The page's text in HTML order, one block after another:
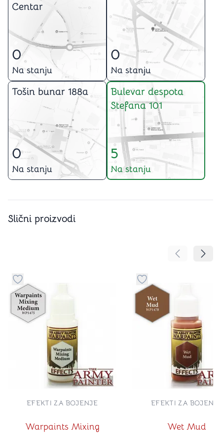
Centar
0
Na stanju
0
Na stanju
Tošin bunar 188a
0
Na stanju
Bulevar despota
Stefana 101
5
Na stanju
Slični proizvodi
Pomeranje
Dugme za dodavanje stvari u kategoriju omiljeno
Warpaints Mixing
EFEKTI ZA BOJENJE
Dugme za dodavanje
Wet Mud
EFEKTI ZA